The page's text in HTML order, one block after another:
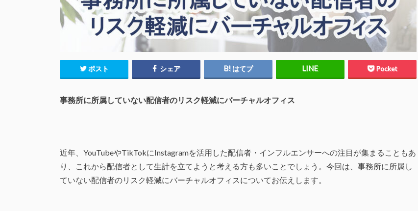
ポスト シェア はてブ Pocket
事務所に所属していない配信者のリスク軽減にバーチャルオフィス
近年、YouTubeやTikTokにInstagramを活用した配信者・インフルエンサーへの注目が集まることもあ
り、これから配信者として生計を立てようと考える方も多いことでしょう。今回は、事務所に所属し
ていない配信者のリスク軽減にバーチャルオフィスについてお伝えします。